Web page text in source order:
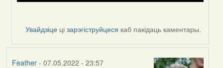
Увайдзіце цізарэгіструйцеся каб пакідаць каментары.
Feather- 07.05.2022 - 23:57